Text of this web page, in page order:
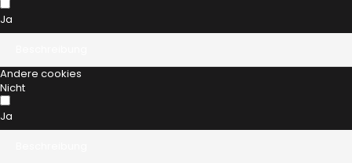
Ja
Andere cookies
Nicht
Ja